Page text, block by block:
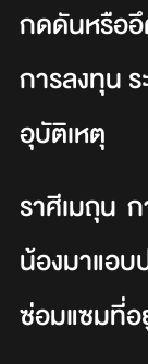
กดดันหรืออึ
การลงทุน
อุบัติเหตุ
ราศีเมถุน
น้องมาแอ
ซ่อมแซมที่อ